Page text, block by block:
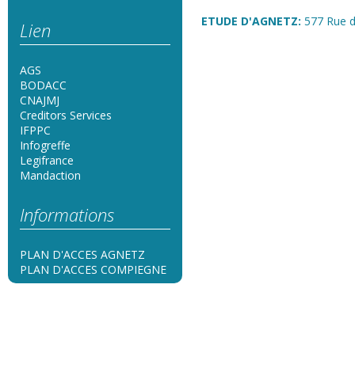
Lien
AGS
BODACC
CNAJMJ
Creditors Services
IFPPC
Infogreffe
Legifrance
Mandaction
Informations
PLAN D'ACCES AGNETZ
PLAN D'ACCES COMPIEGNE
ETUDE D'AGNETZ: 577 Rue